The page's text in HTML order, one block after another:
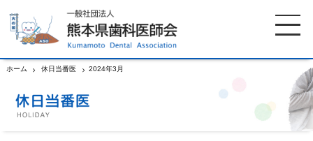
ホーム 休日当番医 2024年3月
ホーム 歯科医師会について